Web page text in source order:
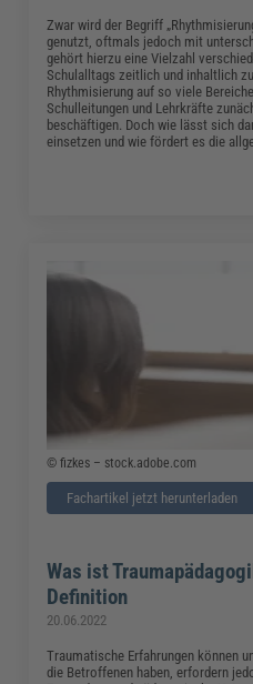
Zwar wird der Begriff
genutzt, oftmals jedoch mit
gehört hierzu eine Vielzahl
Schulalltags zeitlich und inhaltlich
Rhythmisierung auf so viele
Schulleitungen und Lehrkräfte
beschäftigen. Doch wie lässt sich
einsetzen und wie fördert es die
© fizkes – stock.adobe.com
Fachartikel jetzt herunterladen
Was ist
Definition
20.06.2022
Traumatische Erfahrungen können
die Betroffenen haben, erfordern